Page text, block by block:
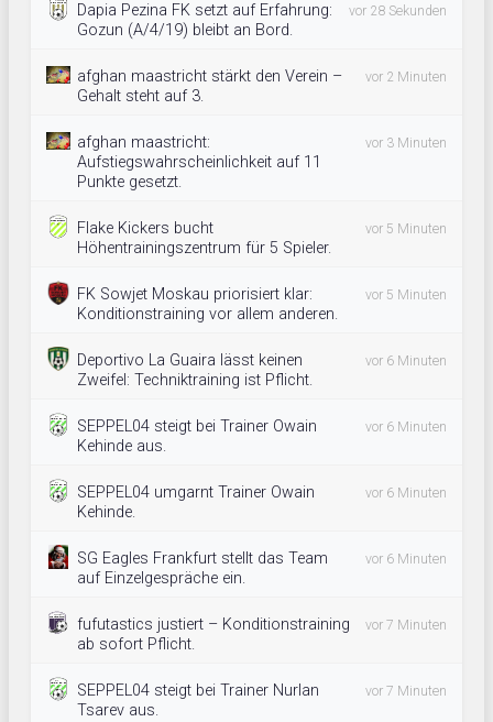
Dapia Pezina FK setzt auf Erfahrung:
Gozun (A/4/19) bleibt an Bord.
vor 28 Sekunden
afghan maastricht stärkt den Verein –
Gehalt steht auf 3.
vor 2 Minuten
afghan maastricht:
Aufstiegswahrscheinlichkeit auf 11
Punkte gesetzt.
vor 3 Minuten
Flake Kickers bucht
Höhentrainingszentrum für 5 Spieler.
vor 5 Minuten
FK Sowjet Moskau priorisiert klar:
Konditionstraining vor allem anderen.
vor 5 Minuten
Deportivo La Guaira lässt keinen
Zweifel: Techniktraining ist Pflicht.
vor 6 Minuten
SEPPEL04 steigt bei Trainer Owain
Kehinde aus.
vor 6 Minuten
SEPPEL04 umgarnt Trainer Owain
Kehinde.
vor 6 Minuten
SG Eagles Frankfurt stellt das Team
auf Einzelgespräche ein.
vor 6 Minuten
fufutastics justiert – Konditionstraining
ab sofort Pflicht.
vor 7 Minuten
SEPPEL04 steigt bei Trainer Nurlan
Tsarev aus.
vor 7 Minuten